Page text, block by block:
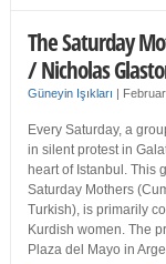
The Saturday
/ Nicholas
Güneyin Işıkları |
Every Saturday, a
in silent protest in
heart of Istanbul. This
Saturday Mothers
Turkish), is primarily
Kurdish women. The
Plaza del Mayo in